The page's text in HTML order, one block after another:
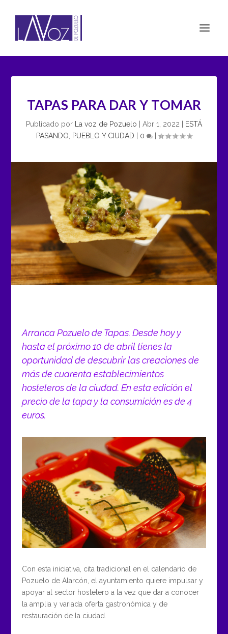
TAPAS PARA DAR Y TOMAR
Publicado por La voz de Pozuelo Abr 1, 2022
ESTÁ
PASANDO
PUEBLO Y CIUDAD 0
Arranca Pozuelo de Tapas. Desde hoy y
hasta el próximo 10 de abril tienes la
oportunidad de descubrir las creaciones de
más de cuarenta establecimientos
hosteleros de la ciudad. En esta edición el
precio de la tapa y la consumición es de 4
euros.
Con esta iniciativa, cita tradicional en el calendario de
Pozuelo de Alarcón, el ayuntamiento quiere impulsar y
apoyar al sector hostelero a la vez que dar a conocer
la amplia y variada oferta gastronómica y de
restauración de la ciudad.